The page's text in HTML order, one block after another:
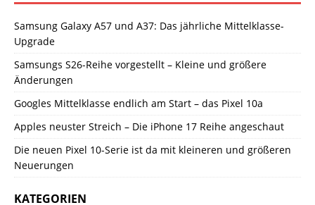
Samsung Galaxy A57 und A37: Das jährliche Mittelklasse-
Upgrade
Samsungs S26-Reihe vorgestellt – Kleine und größere
Änderungen
Googles Mittelklasse endlich am Start – das Pixel 10a
Apples neuster Streich – Die iPhone 17 Reihe angeschaut
Die neuen Pixel 10-Serie ist da mit kleineren und größeren
Neuerungen
KATEGORIEN